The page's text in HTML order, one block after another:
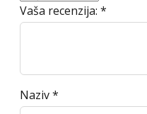
Vaša recenzija: *
Naziv*